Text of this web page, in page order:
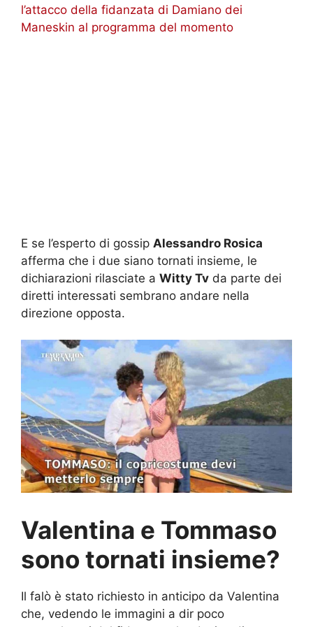
l’attacco della fidanzata di Damiano dei
Maneskin al programma del momento
E se l’esperto di gossip Alessandro Rosica
afferma che i due siano tornati insieme, le
dichiarazioni rilasciate a Witty Tv da parte dei
diretti interessati sembrano andare nella
direzione opposta.
Valentina e Tommaso
sono tornati insieme?
Il falò è stato richiesto in anticipo da Valentina
che, vedendo le immagini a dir poco